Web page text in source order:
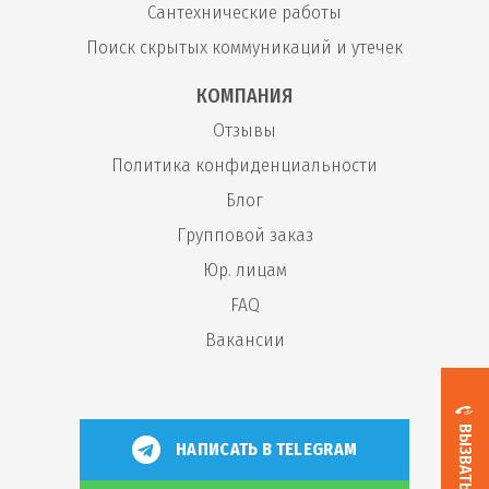
Сантехнические работы
Поиск скрытых коммуникаций и утечек
КОМПАНИЯ
Отзывы
Политика конфиденциальности
Блог
Групповой заказ
Юр. лицам
FAQ
Вакансии
НАПИСАТЬ В TELEGRAM